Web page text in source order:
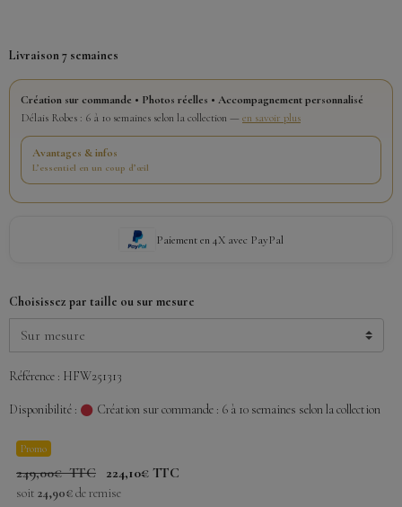
Livraison 7 semaines
Création sur commande • Photos réelles • Accompagnement personnalisé
Délais Robes : 6 à 10 semaines selon la collection — en savoir plus
Avantages & infos
L’essentiel en un coup d’œil
Paiement en 4X avec PayPal
Choisissez par taille ou sur mesure
Référence : HFW251313
Disponibilité : Création sur commande : 6 à 10 semaines selon la collection
Promo
249,00€ TTC 224,10€ TTC
soit 24,90€de remise